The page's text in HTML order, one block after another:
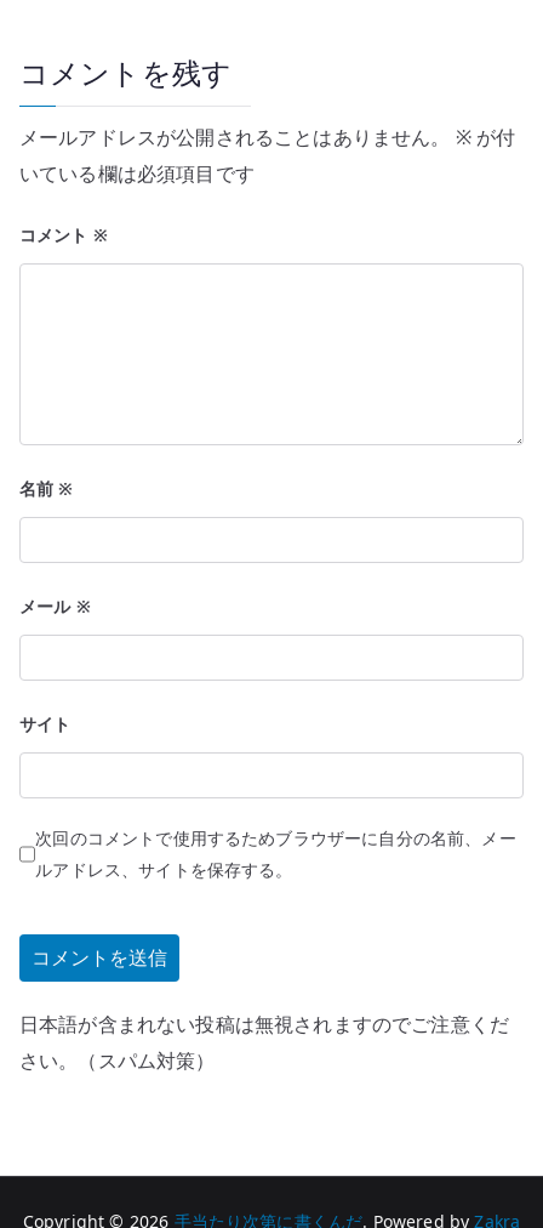
ー
シ
ョ
ン
コメントを残す
メールアドレスが公開されることはありません。 ※が付
いている欄は必須項目です
コメント ※
名前※
メール ※
サイト
次回のコメントで使用するためブラウザーに自分の名前、メー
ルアドレス、サイトを保存する。
日本語が含まれない投稿は無視されますのでご注意くだ
さい。（スパム対策）
Copyright © 2026 手当たり次第に書くんだ. Powered byZakra